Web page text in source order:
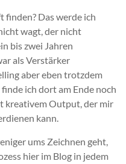
finden? Das werde ich
wagt, der nicht
bis zwei Jahren
als Verstärker
aber eben trotzdem
ich dort am Ende noch
kreativem Output, der mir
kann.
ums Zeichnen geht,
hier im Blog in jedem